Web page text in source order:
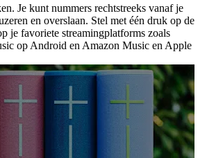
Je kunt nummers rechtstreeks vanaf je
en overslaan. Stel met één druk op de
je favoriete streamingplatforms zoals
op Android en Amazon Music en Apple